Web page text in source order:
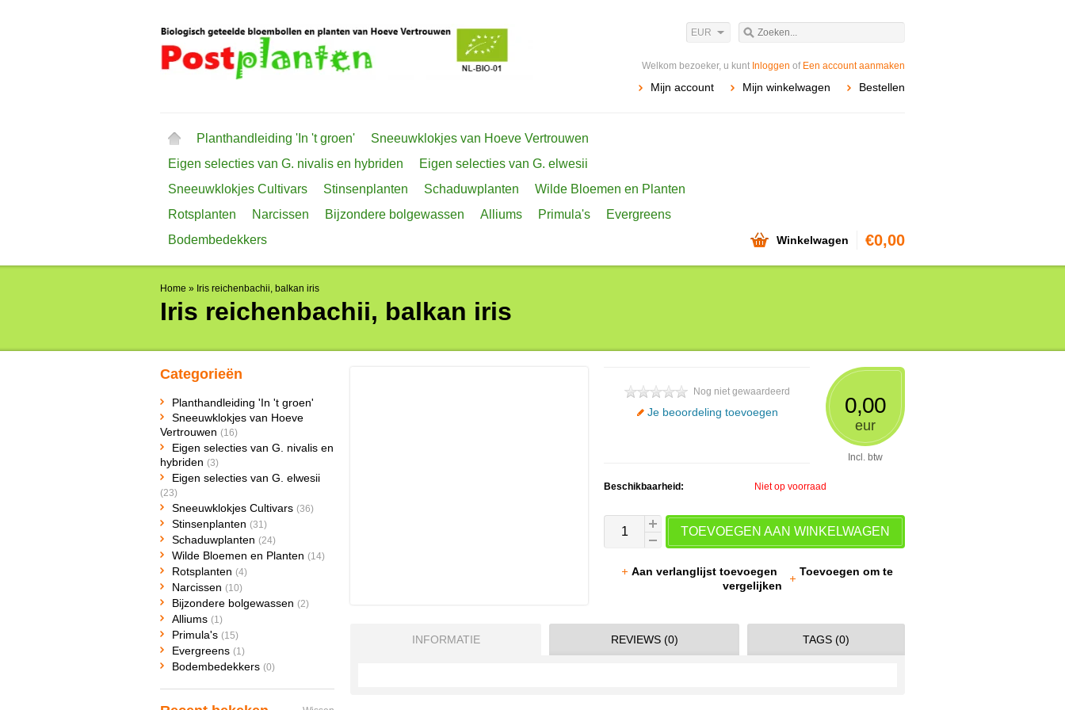
EUR
Welkom bezoeker, u kunt Inloggen of Een account aanmaken
Mijn account Mijn winkelwagen Bestellen
Planthandleiding 'In 't groen'
Sneeuwklokjes van Hoeve Vertrouwen
Eigen selecties van G. nivalis en hybriden
Eigen selecties van G. elwesii
Sneeuwklokjes Cultivars
Stinsenplanten Schaduwplanten
Wilde Bloemen en Planten
Rotsplanten
Narcissen Bijzondere bolgewassen Alliums Primula's
Evergreens
Bodembedekkers
Winkelwagen €0,00
Home » Iris reichenbachii, balkan iris
Iris reichenbachii, balkan iris
0,00
eur
Incl. btw
Nog niet gewaardeerd
Je beoordeling toevoegen
Beschikbaarheid: Niet op voorraad
TOEVOEGEN AAN WINKELWAGEN
Aan verlanglijst toevoegen
Toevoegen om te
vergelijken
INFORMATIE REVIEWS (0) TAGS (0)
Categorieën
Planthandleiding 'In 't groen'
Sneeuwklokjes van Hoeve
Vertrouwen (16)
Eigen selecties van G. nivalis en
hybriden (3)
Eigen selecties van G. elwesii
(23)
Sneeuwklokjes Cultivars (36)
Stinsenplanten (31)
Schaduwplanten (24)
Wilde Bloemen en Planten (14)
Rotsplanten (4)
Narcissen (10)
Bijzondere bolgewassen (2)
Alliums (1)
Primula's (15)
Evergreens (1)
Bodembedekkers (0)